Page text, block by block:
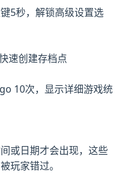
5秒，解锁高级设置选
速创建存档点
10次，显示详细游戏统
或日期才会出现，这些
玩家错过。